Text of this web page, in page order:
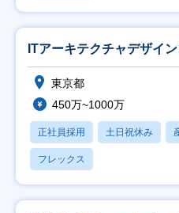
ITアーキテクチャデザイ
東京都
450万~1000万
正社員採用 土日祝休み
フレックス